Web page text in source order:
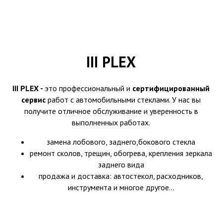
III PLEX
III PLEX - это профессиональный и сертифицированный
сервис работ с автомобильными стеклами. У нас вы
получите отличное обслуживание и уверенность в
выполненных работах.
замена лобового, заднего,бокового стекла
ремонт сколов, трещин, обогрева, крепления зеркала
заднего вида
продажа и доставка: автостекол, расходников,
инструмента и многое другое...